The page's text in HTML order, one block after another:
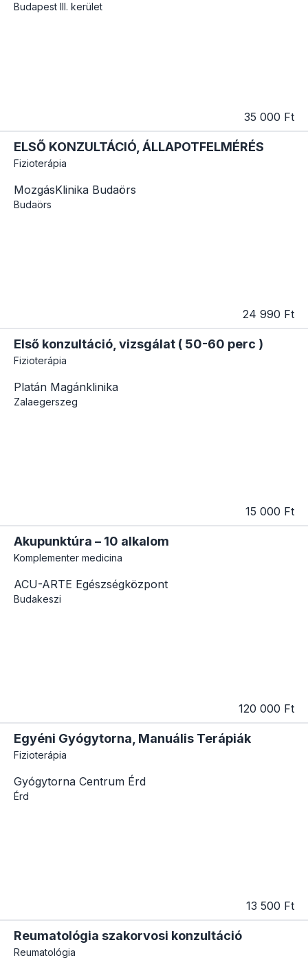
Budapest III. kerület
35 000 Ft
ELSŐ KONZULTÁCIÓ, ÁLLAPOTFELMÉRÉS
Fizioterápia
MozgásKlinika Budaörs
Budaörs
24 990 Ft
Első konzultáció, vizsgálat ( 50-60 perc )
Fizioterápia
Platán Magánklinika
Zalaegerszeg
15 000 Ft
Akupunktúra – 10 alkalom
Komplementer medicina
ACU-ARTE Egészségközpont
Budakeszi
120 000 Ft
Egyéni Gyógytorna, Manuális Terápiák
Fizioterápia
Gyógytorna Centrum Érd
Érd
13 500 Ft
Reumatológia szakorvosi konzultáció
Reumatológia